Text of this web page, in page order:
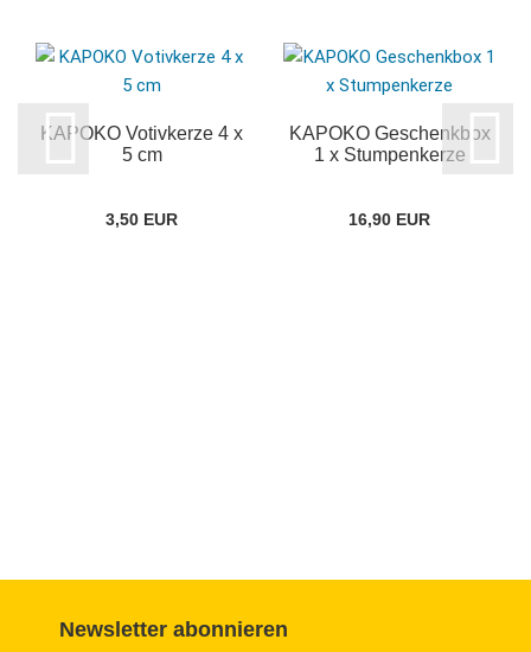
KAPOKO Votivkerze 4 x
5 cm
3,50 EUR
KAPOKO Geschenkbox
1 x Stumpenkerze
16,90 EUR
Newsletter abonnieren